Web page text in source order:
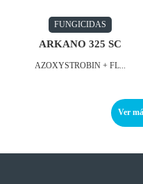
FUNGICIDAS
ARKANO 325 SC
AZOXYSTROBIN + FL...
Ver